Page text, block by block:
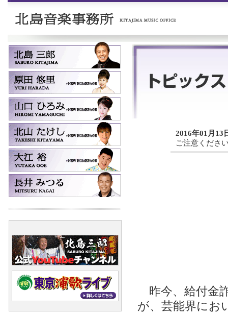
2016年01月13
ご注意くださ
昨今、給付金
が、芸能界にお